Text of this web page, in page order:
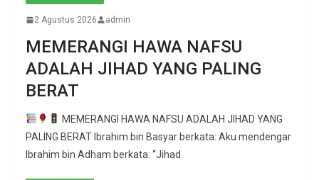
2 Agustus 2026 admin
MEMERANGI HAWA NAFSU
ADALAH JIHAD YANG PALING
BERAT
MEMERANGI HAWA NAFSU ADALAH JIHAD YANG
PALING BERAT Ibrahim bin Basyar berkata: Aku mendengar
Ibrahim bin Adham berkata: “Jihad